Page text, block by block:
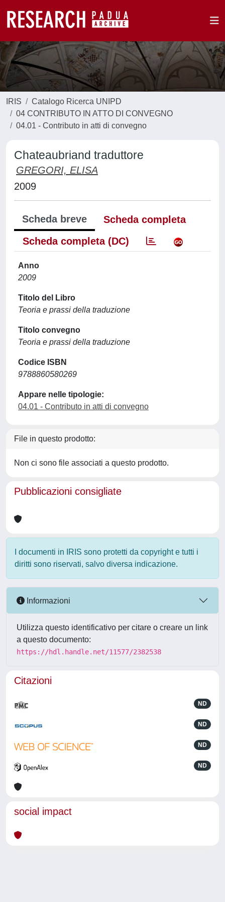
IRIS
Catalogo Ricerca UNIPD
04 CONTRIBUTO IN ATTO DI CONVEGNO
04.01 - Contributo in atti di convegno
Chateaubriand traduttore
GREGORI, ELISA
2009
Scheda breve
Scheda completa
Scheda completa (DC)
Anno
2009
Titolo del Libro
Teoria e prassi della traduzione
Titolo convegno
Teoria e prassi della traduzione
Codice ISBN
9788860580269
Appare nelle tipologie:
04.01 - Contributo in atti di convegno
File in questo prodotto:
Non ci sono file associati a questo prodotto.
Pubblicazioni consigliate
I documenti in IRIS sono protetti da copyright e tutti i
diritti sono riservati, salvo diversa indicazione.
Informazioni
Utilizza questo identificativo per citare o creare un link
a questo documento:
https://hdl.handle.net/11577/2382538
Citazioni
ND
ND
ND
ND
social impact